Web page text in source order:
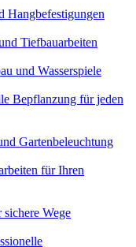
Hangbefestigungen
Tiefbauarbeiten
und Wasserspiele
Bepflanzung für jeden
Gartenbeleuchtung
für Ihren
Wege